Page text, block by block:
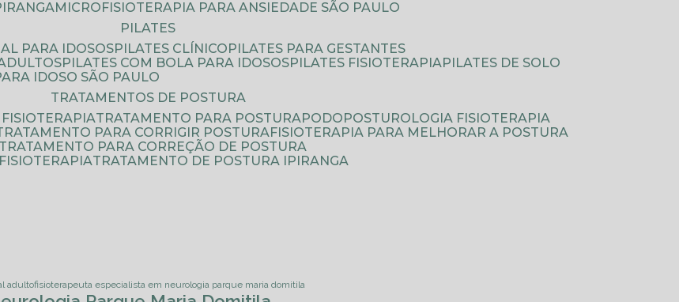
MICROFISIOTERAPIA PARA ANSIEDADE SÃO PAULO
PILATES
PARA IDOSOS PILATES CLÍNICO
PILATES PARA GESTANTES
PILATES COM BOLA PARA IDOSOS PILATES FISIOTERAPIA
PILATES DE SOLO
IDOSO SÃO PAULO
TRATAMENTOS DE POSTURA
FISIOTERAPIA
TRATAMENTO PARA POSTURA
PODOPOSTUROLOGIA FISIOTERAPIA
TRATAMENTO PARA CORRIGIR POSTURA
FISIOTERAPIA PARA MELHORAR A POSTURA
TRATAMENTO PARA CORREÇÃO DE POSTURA
TRATAMENTO DE POSTURA IPIRANGA
adultofisioterapeuta especialista em neurologia parque maria domitila